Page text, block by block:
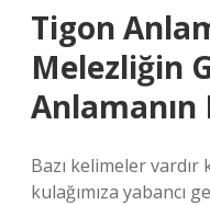
Tigon
Melezliğin
Anlamanın
Bazı kelimeler
kulağımıza yabancı